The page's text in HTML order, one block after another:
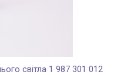
світла 1 987 301 012